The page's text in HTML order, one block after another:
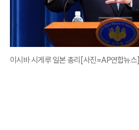
이시바 시게루 일본 총리[사진=AP연합뉴스]